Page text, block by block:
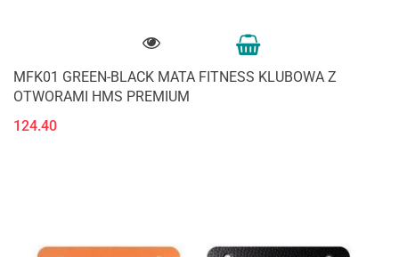
MFK01 GREEN-BLACK MATA FITNESS KLUBOWA Z
OTWORAMI HMS PREMIUM
124.40